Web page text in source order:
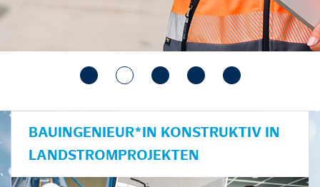
BAUINGENIEUR*IN KONSTRUKTIV IN
LANDSTROMPROJEKTEN